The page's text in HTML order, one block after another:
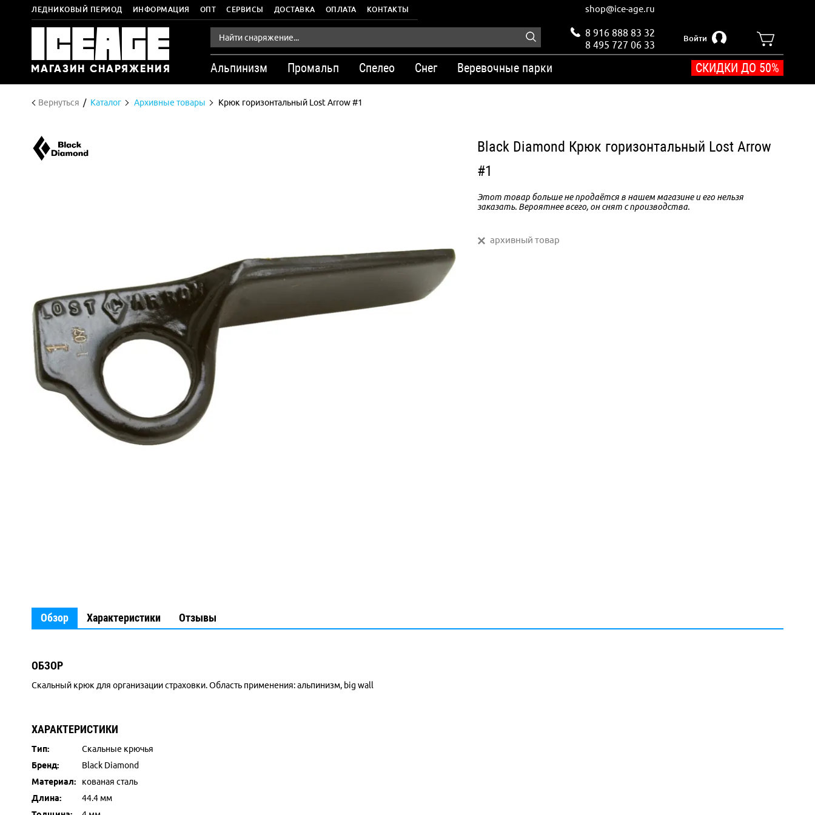
ЛЕДНИКОВЫЙ ПЕРИОД ИНФОРМАЦИЯ ОПТ СЕРВИСЫ ДОСТАВКА ОПЛАТА КОНТАКТЫ shop@ice-age.ru
8 916 888 83 32
8 495 727 06 33
Войти
Альпинизм Промальп Спелео Снег Веревочные парки СКИДКИ ДО 50%
Вернуться Каталог Архивные товары Крюк горизонтальный Lost Arrow #1
Black Diamond Крюк горизонтальный Lost Arrow
#1
Этот товар больше не продаётся в нашем магазине и его нельзя
заказать. Вероятнее всего, он снят с производства.
архивный товар
Обзор Характеристики Отзывы
ОБЗОР
Скальный крюк для организации страховки. Область применения: альпинизм, big wall
ХАРАКТЕРИСТИКИ
Тип:
Скальные крючья
Бренд:
Black Diamond
Материал:
кованая сталь
Длина:
44.4 мм